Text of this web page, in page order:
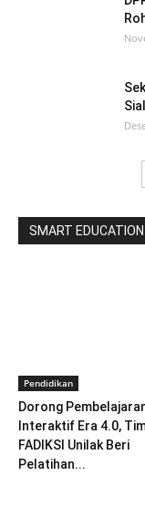
SMART EDUCATION
Pendidikan
Dorong
Interaktif Era 4.0,
FADIKSI Unilak Beri
Pelatihan...